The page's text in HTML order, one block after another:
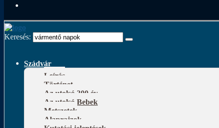
Keresés:
Szádvár
Leírás
Történet
Az utolsó 300 év
Az utolsó Bebek
Metszetek
Alaprajzok